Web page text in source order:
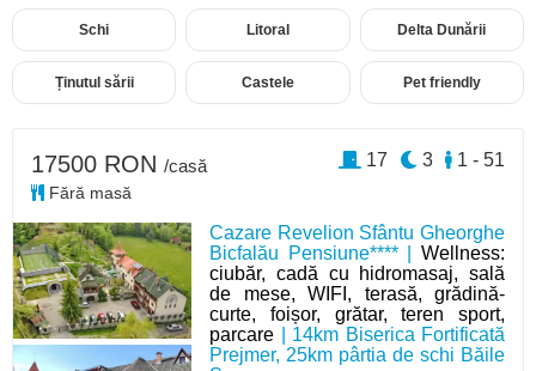
Schi Litoral Delta Dunării
Ținutul sării Castele Pet friendly
Cazare Revelion Sfântu Gheorghe
Bicfalău Pensiune**** | Wellness:
ciubăr, cadă cu hidromasaj, sală
de mese, WIFI, terasă, grădină-
curte, foișor, grătar, teren sport,
parcare | 14km Biserica Fortificată
Prejmer, 25km pârtia de schi Băile
17500 RON /casă
Fără masă
1 - 51
3
17